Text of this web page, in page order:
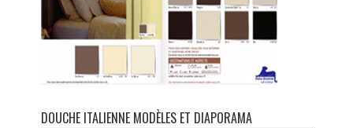
DOUCHE ITALIENNE MODÈLES ET DIAPORAMA